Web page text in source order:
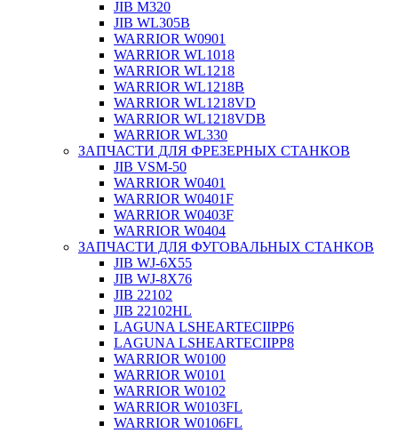
JIB M320
JIB WL305B
WARRIOR W0901
WARRIOR WL1018
WARRIOR WL1218
WARRIOR WL1218B
WARRIOR WL1218VD
WARRIOR WL1218VDB
WARRIOR WL330
ЗАПЧАСТИ ДЛЯ ФРЕЗЕРНЫХ СТАНКОВ
JIB VSM-50
WARRIOR W0401
WARRIOR W0401F
WARRIOR W0403F
WARRIOR W0404
ЗАПЧАСТИ ДЛЯ ФУГОВАЛЬНЫХ СТАНКОВ
JIB WJ-6X55
JIB WJ-8X76
JIB 22102
JIB 22102HL
LAGUNA LSHEARTECIIPP6
LAGUNA LSHEARTECIIPP8
WARRIOR W0100
WARRIOR W0101
WARRIOR W0102
WARRIOR W0103FL
WARRIOR W0106FL